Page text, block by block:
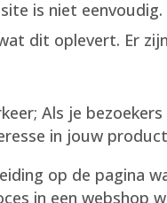
is niet
dit oplevert. Er
Als je
in jouw
op de pagina
in een webshop